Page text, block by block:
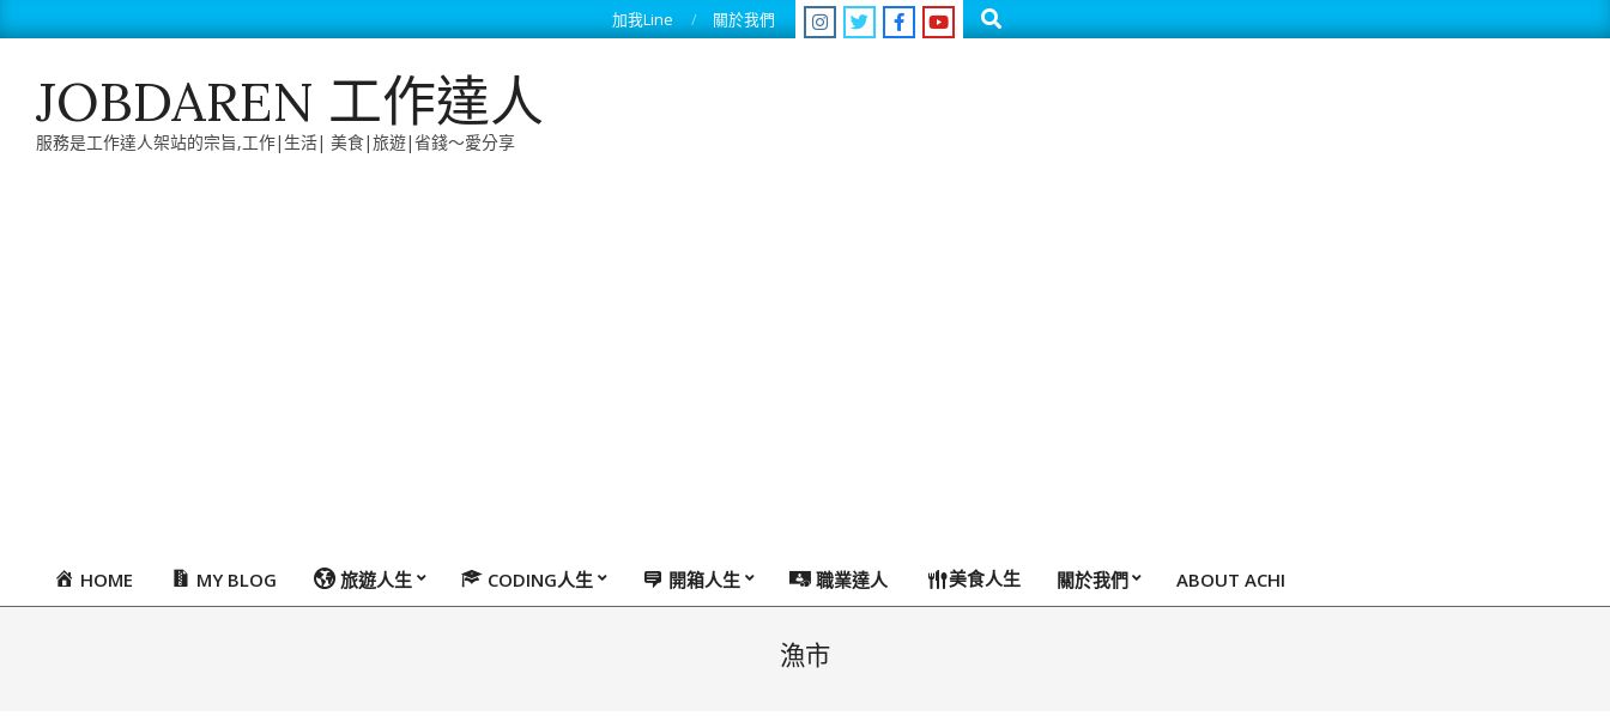
to
加我Line 關於我們 Search
JOBDAREN 工作達人
服務是工作達人架站的宗旨,工作|生活| 美食|旅遊|省錢～愛分享
PrimaryHOME MY BLOG 旅遊人生 CODING人生 開箱人生 職業達人 美食人生 關於我們 ABOUT ACHI
漁市